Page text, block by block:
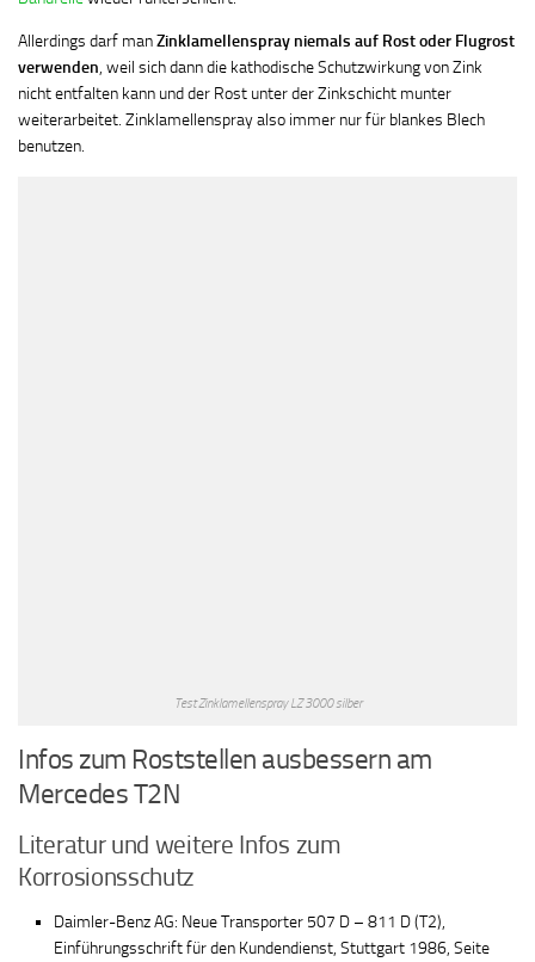
Allerdings darf manZinklamellenspray niemals auf Rost oder Flugrost
verwenden, weil sich dann die kathodische Schutzwirkung von Zink
nicht entfalten kann und der Rost unter der Zinkschicht munter
weiterarbeitet. Zinklamellenspray also immer nur für blankes Blech
benutzen.
Test Zinklamellenspray LZ 3000 silber
Infos zum Roststellen ausbessern am
Mercedes T2N
Literatur und weitere Infos zum
Korrosionsschutz
Daimler-Benz AG: Neue Transporter 507 D – 811 D (T2),
Einführungsschrift für den Kundendienst, Stuttgart 1986, Seite